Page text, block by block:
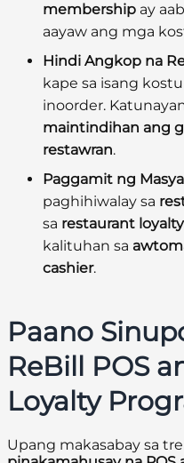
membership ay
aayaw ang mga
Hindi Angkop na
kape sa isang
inoorder.
maintindihan ang
restawran.
Paggamit ng
paghihiwalay sa
sa restaurant
kalituhan sa
cashier.
Paano
ReBill POS
Loyalty
Upang makasabay sa